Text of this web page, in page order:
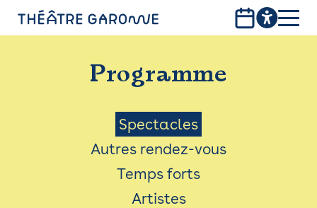
PROGRAMME
INFOS PRATIQUES
AVEC LES PUBLICS
ACCESSIBILITÉ
LES PRODUCTIONS
Programme
Menu
Saison
Spectacles
Autres rendez-vous
Temps forts
Artistes